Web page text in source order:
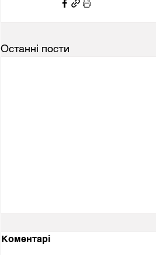
Останні пости
День вшанування пам’яті
Захисників та Захисниць
Коментарі